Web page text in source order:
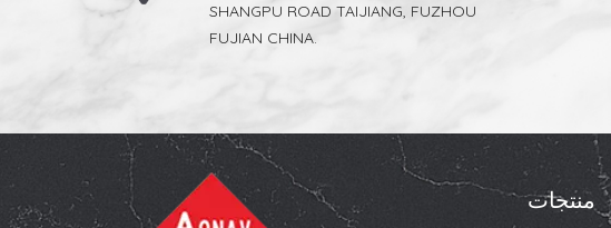
SHANGPU ROAD TAIJIANG, FUZHOU
FUJIAN CHINA.
منتجات